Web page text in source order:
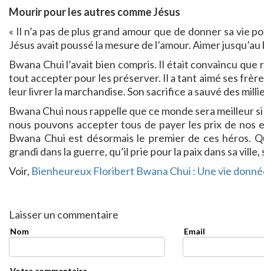
Mourir pour les autres comme Jésus
« Il n’a pas de plus grand amour que de donner sa vie
Jésus avait poussé la mesure de l’amour. Aimer
Bwana Chui l’avait bien compris. Il était convaincu
tout accepter pour les préserver. Il a tant aimé ses
leur livrer la marchandise. Son sacrifice a sauvé des
Bwana Chui nous rappelle que ce monde sera meilleur
nous pouvons accepter tous de payer les prix de nos
Bwana Chui est désormais le premier de ces héros.
grandi dans la guerre, qu’il prie pour la paix dans sa
Voir, Bienheureux Floribert Bwana Chui : Une vie
Laisser un commentaire
Nom Email